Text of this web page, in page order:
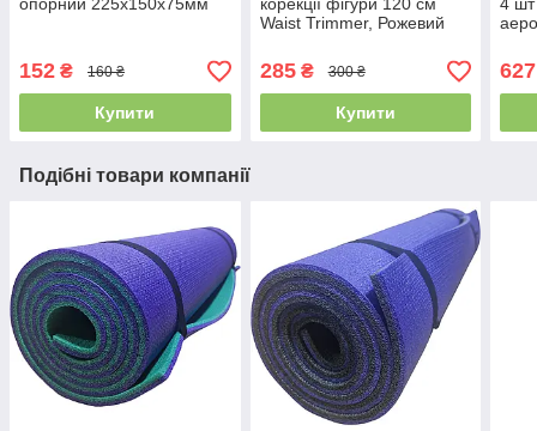
опорний 225х150х75мм
152 ₴ 160 ₴
Купити
корекції фігури 120 см
Waist Trimmer, Рожевий
285₴ 300 ₴
Купити
4 шт
627
Подібні товари компанії